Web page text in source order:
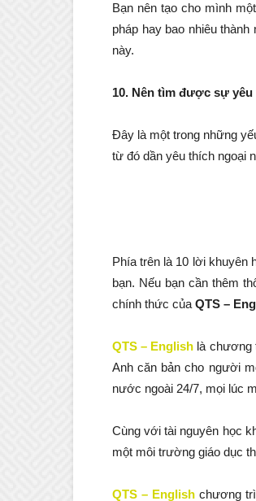
Bạn nên tạo cho mình
pháp hay bao nhiêu
này.
10. Nên tìm được sự
Đây là một trong những
từ đó dần yêu thích ngoại
Phía trên là 10 lời khuyên
bạn. Nếu bạn cần thêm
chính thức của QTS –
QTS – English là chương
Anh căn bản cho người
nước ngoài 24/7, mọi lúc
Cùng với tài nguyên học
một môi trường giáo dục
QTS – English chương